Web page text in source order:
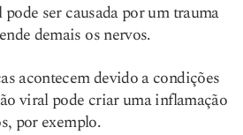
ser causada por um trauma
demais os nervos.
acontecem devido a condições
viral pode criar uma inflamação
por exemplo.